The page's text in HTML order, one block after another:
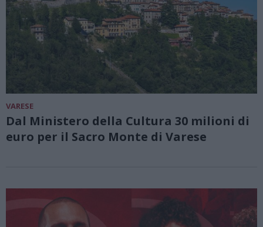
VARESE
Dal Ministero della Cultura 30 milioni di
euro per il Sacro Monte di Varese